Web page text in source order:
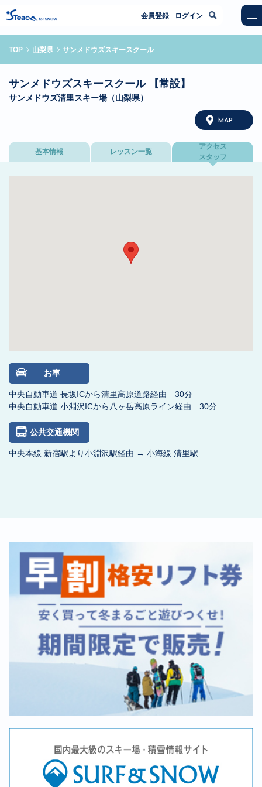
会員登録 ログイン
TOP 山梨県 サンメドウズスキースクール
サンメドウズスキースクール 【常設】
サンメドウズ清里スキー場（山梨県）
MAP
基本情報 レッスン一覧
アクセス
スタッフ
お車
中央自動車道 長坂ICから清里高原道路経由 30分
中央自動車道 小淵沢ICから八ヶ岳高原ライン経由 30分
公共交通機関
中央本線 新宿駅より小淵沢駅経由 → 小海線 清里駅